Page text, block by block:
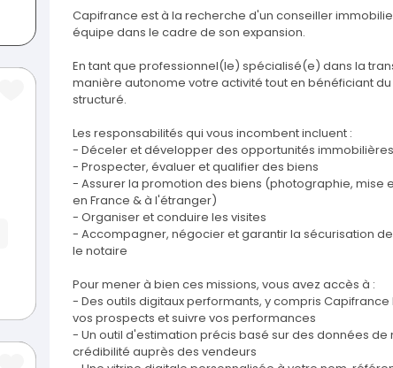
Capifrance est à la recherche d'un conseiller
équipe dans le cadre de son expansion.
En tant que professionnel(le) spécialisé(e) dans la
manière autonome votre activité tout en bénéficiant
structuré.
Les responsabilités qui vous incombent incluent :
- Déceler et développer des opportunités
- Prospecter, évaluer et qualifier des biens
- Assurer la promotion des biens (photographie, mise
en France & à l'étranger)
- Organiser et conduire les visites
- Accompagner, négocier et garantir la sécurisation
le notaire
Pour mener à bien ces missions, vous avez accès à :
- Des outils digitaux performants, y compris
vos prospects et suivre vos performances
- Un outil d'estimation précis basé sur des données
crédibilité auprès des vendeurs